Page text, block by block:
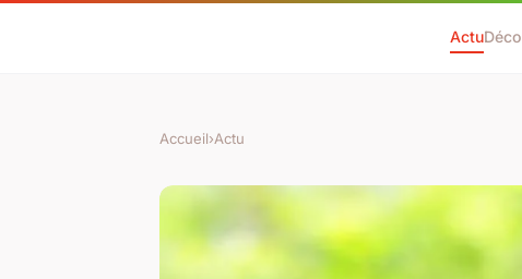
ActuDéco
Accueil›Actu